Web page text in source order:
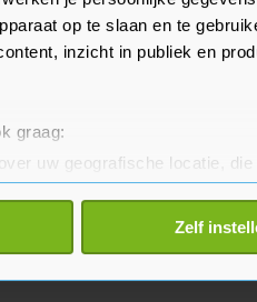
op te slaan en te
inzicht in publiek en
graag:
uw geografische locatie,
door het actief te scannen
gegevens worden
of intrekken in de
Zelf
26 mannen om het leven.